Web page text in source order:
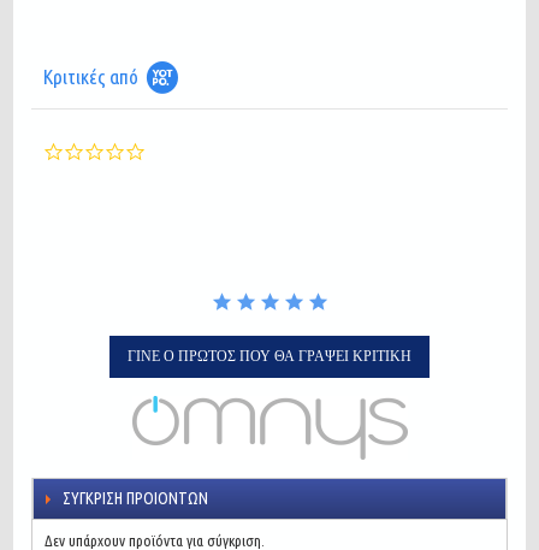
Κριτικές από
ΓΊΝΕ Ο ΠΡΏΤΟΣ ΠΟΥ ΘΑ ΓΡΆΨΕΙ ΚΡΙΤΙΚΉ
ΣΎΓΚΡΙΣΗ ΠΡΟΙΌΝΤΩΝ
Δεν υπάρχουν προϊόντα για σύγκριση.